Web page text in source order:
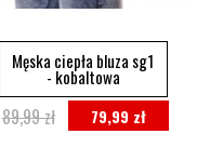
Męska ciepła bluza sg1
- kobaltowa
79,99 zł
89,99 zł